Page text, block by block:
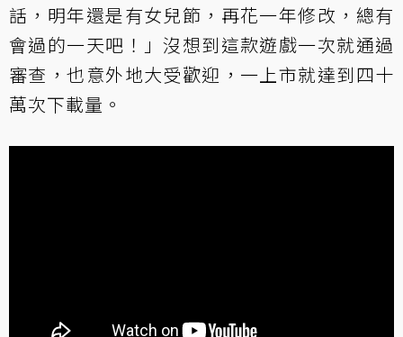
話，明年還是有女兒節，再花一年修改，總有
會過的一天吧！」沒想到這款遊戲一次就通過
審查，也意外地大受歡迎，一上市就達到四十
萬次下載量。